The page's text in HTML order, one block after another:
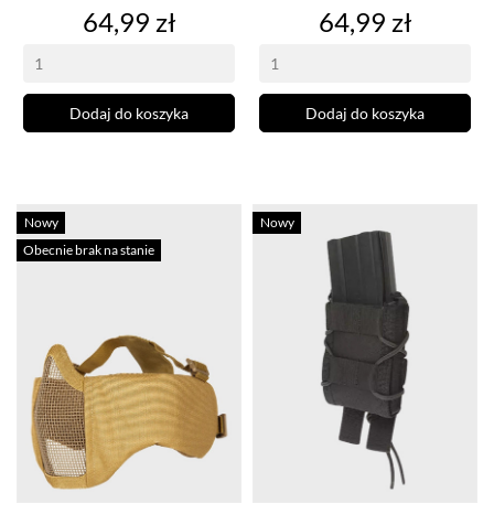
Cena
64,99 zł
Dodaj do koszyka
Cena
64,99 zł
Dodaj do koszyka
Nowy
Obecnie brak na stanie
Nowy